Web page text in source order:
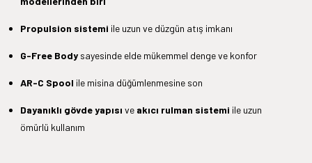
Propulsion sistemi ile uzun ve düzgün atış imkanı
G-Free Bodysayesinde elde mükemmel denge ve konfor
AR-C Spool ile misina düğümlenmesine son
Dayanıklı gövde yapısı ve akıcı rulman sistemi ile uzun
ömürlü kullanım